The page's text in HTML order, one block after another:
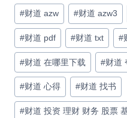
#财道 azw #财道 azw3
#财道 pdf #财道 txt #
#财道 在哪里下载 #财道
#财道 心得 #财道 找书
#财道 投资 理财 财务 股票